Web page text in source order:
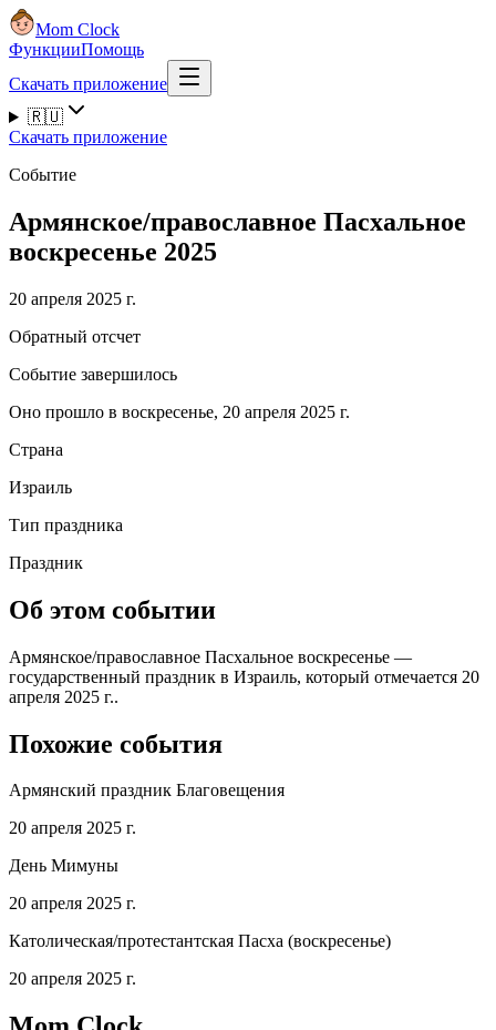
Mom Clock
ФункцииПомощь
Скачать приложение
🇷🇺
Скачать приложение
Событие
Армянское/православное Пасхальное
воскресенье 2025
20 апреля 2025 г.
Обратный отсчет
Событие завершилось
Оно прошло в воскресенье, 20 апреля 2025 г.
Страна
Израиль
Тип праздника
Праздник
Об этом событии
Армянское/православное Пасхальное воскресенье —
государственный праздник в Израиль, который отмечается 20
апреля 2025 г..
Похожие события
Армянский праздник Благовещения
20 апреля 2025 г.
День Мимуны
20 апреля 2025 г.
Католическая/протестантская Пасха (воскресенье)
20 апреля 2025 г.